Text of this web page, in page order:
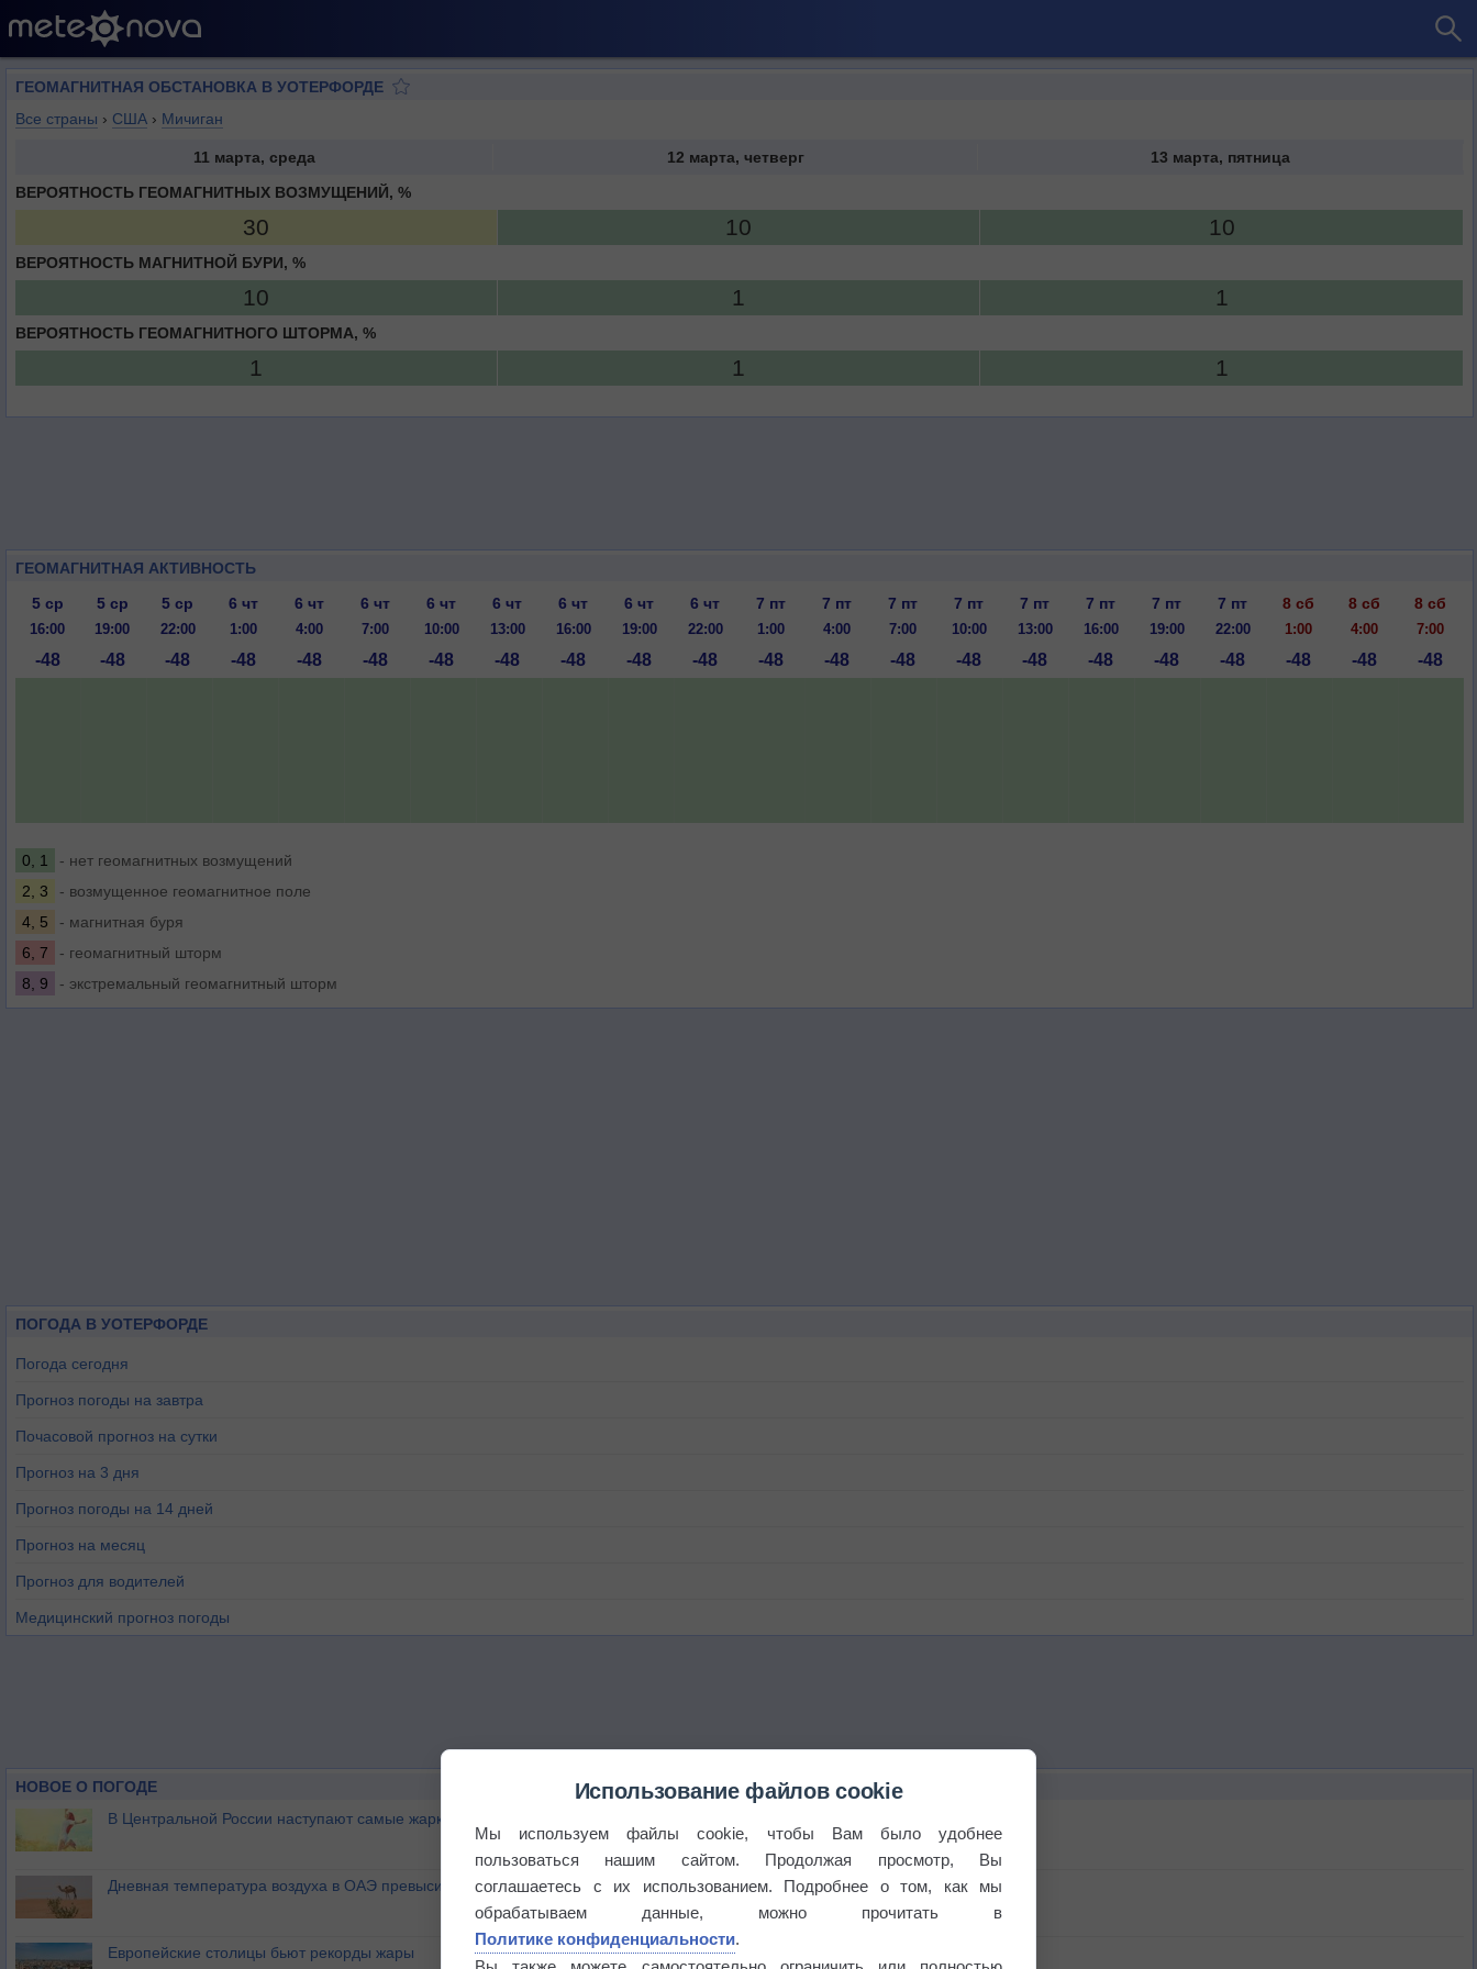
ГЕОМАГНИТНАЯ ОБСТАНОВКА В УОТЕРФОРДЕ
Все страны › США › Мичиган
11 марта, среда 12 марта, четверг
13 марта, пятница
ВЕРОЯТНОСТЬ ГЕОМАГНИТНЫХ ВОЗМУЩЕНИЙ, %
30 10 10
ВЕРОЯТНОСТЬ МАГНИТНОЙ БУРИ, %
10 1 1
ВЕРОЯТНОСТЬ ГЕОМАГНИТНОГО ШТОРМА, %
1 1 1
ГЕОМАГНИТНАЯ АКТИВНОСТЬ
5 ср
5 ср 5 ср 6 чт 6 чт 6 чт 6 чт 6 чт 6 чт 6 чт 6 чт 7 пт 7 пт 7 пт 7 пт 7 пт 7 пт 7 пт 7 пт 8 сб 8 сб 8 сб
16:00 19:00 22:00 1:00 4:00 7:00 10:00 13:00 16:00 19:00 22:00 1:00 4:00 7:00 10:00 13:00 16:00 19:00 22:00 1:00 4:00 7:00
-48 -48 -48 -48 -48 -48 -48 -48 -48 -48 -48 -48 -48 -48 -48 -48 -48 -48 -48 -48 -48 -48
0, 1
- нет геомагнитных возмущений
2, 3
- возмущенное геомагнитное поле
4, 5
- магнитная буря
6, 7
- геомагнитный шторм
8, 9
- экстремальный геомагнитный шторм
ПОГОДА В УОТЕРФОРДЕ
Погода сегодня
Прогноз погоды на завтра
Почасовой прогноз на сутки
Прогноз на 3 дня
Прогноз погоды на 14 дней
Прогноз на месяц
Прогноз для водителей
Медицинский прогноз погоды
НОВОЕ О ПОГОДЕ
В Центральной России наступают самые жаркие дни этого лета
Дневная температура воздуха в ОАЭ превысила +51°
Европейские столицы бьют рекорды жары
Использование файлов cookie
Мы используем файлы cookie, чтобы Вам было удобнее
пользоваться нашим сайтом. Продолжая просмотр, Вы
соглашаетесь с их использованием. Подробнее о том, как мы
обрабатываем данные, можно прочитать в
Политике конфиденциальности.